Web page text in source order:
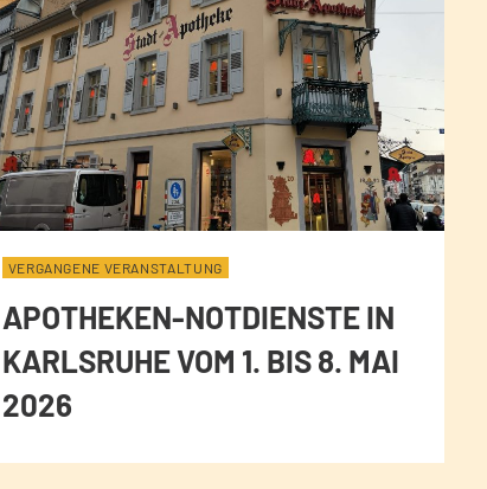
VERGANGENE VERANSTALTUNG
APOTHEKEN-NOTDIENSTE IN
KARLSRUHE VOM 1. BIS 8. MAI
2026